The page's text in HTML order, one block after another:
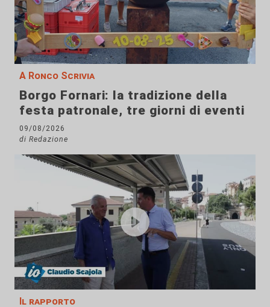
A Ronco Scrivia
Borgo Fornari: la tradizione della
festa patronale, tre giorni di eventi
09/08/2026
di Redazione
Il rapporto